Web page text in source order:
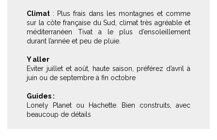
Climat : Plus frais dans les montagnes et comme
sur la côte française du Sud, climat très agréable et
méditerranéen Tivat a le plus d’ensoleillement
durant l’année et peu de pluie.
Y aller
Eviter juillet et août, haute saison, préférez d’avril à
juin ou de septembre à fin octobre
Guides :
Lonely Planet ou Hachette. Bien construits, avec
beaucoup de détails